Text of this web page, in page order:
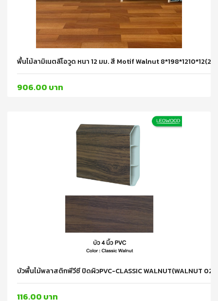
พื้นไม้ลามิเนตลีโอวูด หนา 12 มม. สี Motif Walnut
906.00 บาท
บัวพื้นไม้พลาสติกพีวีซี ปิดผิวPVC-CLASSIC WALNUT(WALNUT
116.00 บาท